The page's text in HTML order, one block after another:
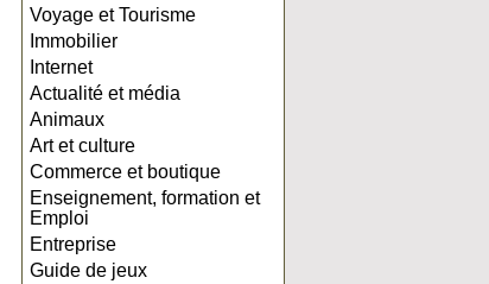
Voyage et Tourisme
Immobilier
Internet
Actualité et média
Animaux
Art et culture
Commerce et boutique
Enseignement, formation et
Emploi
Entreprise
Guide de jeux